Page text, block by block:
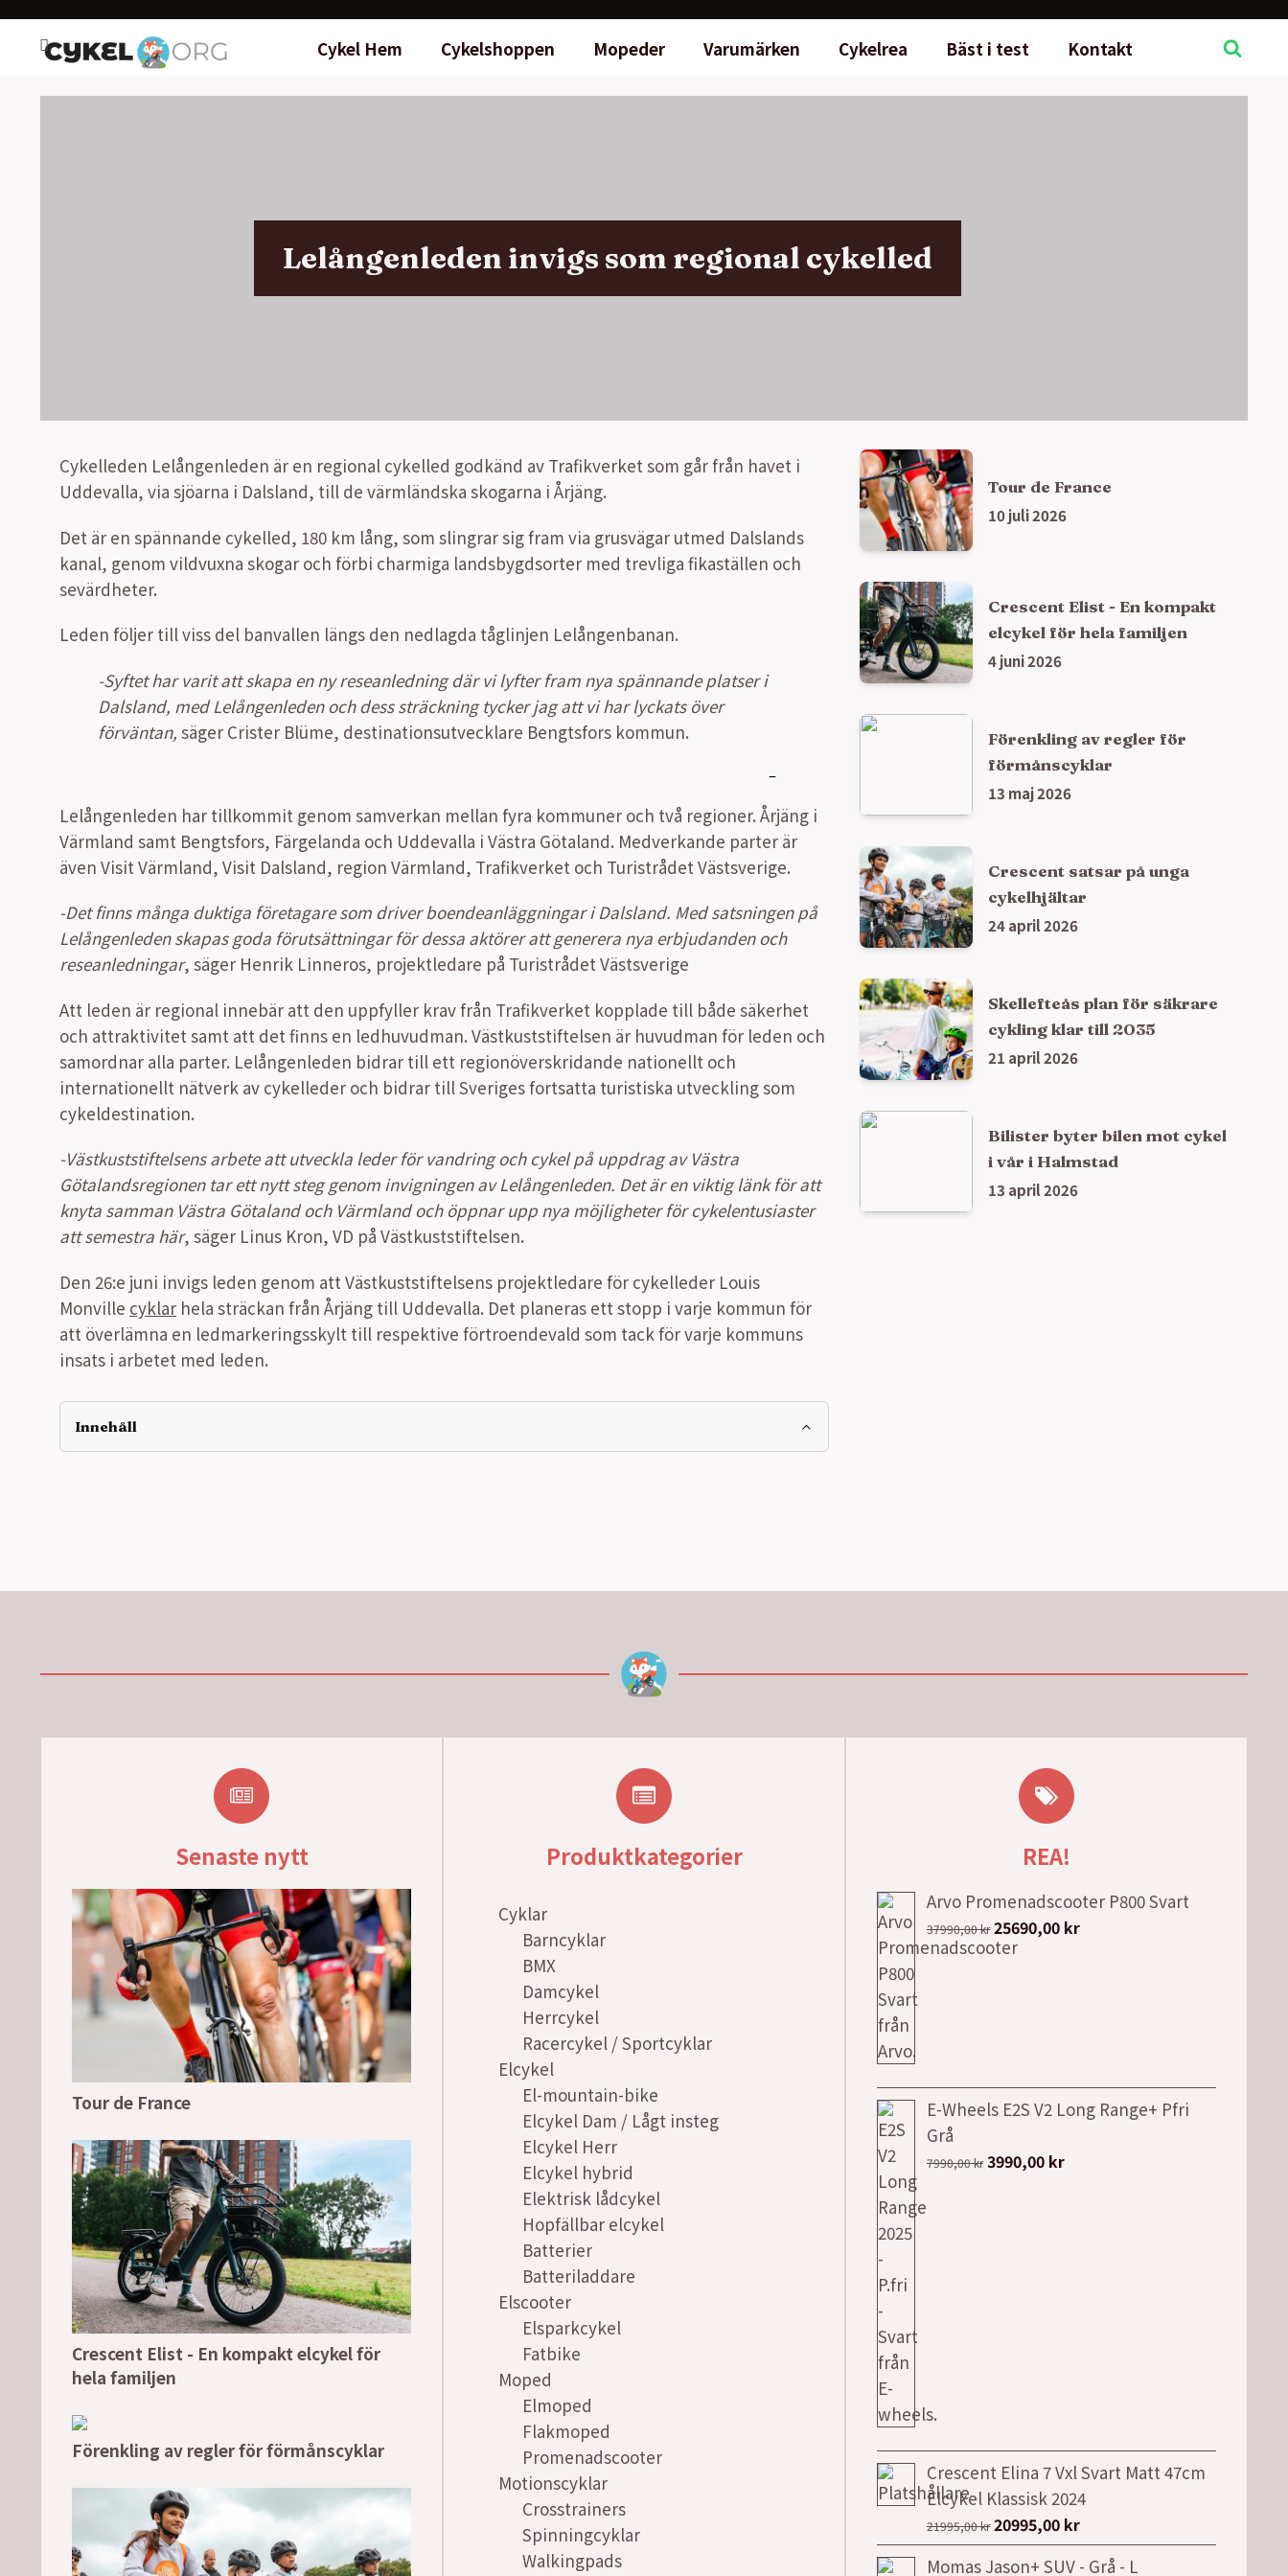
Cykel Hem Cykelshoppen Mopeder Varumärken Cykelrea Bäst i test Kontakt
Lelångenleden invigs som regional cykelled
Cykelleden Lelångenleden är en regional cykelled godkänd av Trafikverket som går från havet i
Uddevalla, via sjöarna i Dalsland, till de värmländska skogarna i Årjäng.
Det är en spännande cykelled, 180 km lång, som slingrar sig fram via grusvägar utmed Dalslands
kanal, genom vildvuxna skogar och förbi charmiga landsbygdsorter med trevliga fikaställen och
sevärdheter.
Leden följer till viss del banvallen längs den nedlagda tåglinjen Lelångenbanan.
-Syftet har varit att skapa en ny reseanledning där vi lyfter fram nya spännande platser i
Dalsland, med Lelångenleden och dess sträckning tycker jag att vi har lyckats över
förväntan, säger Crister Blüme, destinationsutvecklare Bengtsfors kommun.
Lelångenleden har tillkommit genom samverkan mellan fyra kommuner och två regioner. Årjäng i
Värmland samt Bengtsfors, Färgelanda och Uddevalla i Västra Götaland. Medverkande parter är
även Visit Värmland, Visit Dalsland, region Värmland, Trafikverket och Turistrådet Västsverige.
-Det finns många duktiga företagare som driver boendeanläggningar i Dalsland. Med satsningen på
Lelångenleden skapas goda förutsättningar för dessa aktörer att generera nya erbjudanden och
reseanledningar, säger Henrik Linneros, projektledare på Turistrådet Västsverige
Att leden är regional innebär att den uppfyller krav från Trafikverket kopplade till både säkerhet
och attraktivitet samt att det finns en ledhuvudman. Västkuststiftelsen är huvudman för leden och
samordnar alla parter. Lelångenleden bidrar till ett regionöverskridande nationellt och
internationellt nätverk av cykelleder och bidrar till Sveriges fortsatta turistiska utveckling som
cykeldestination.
-Västkuststiftelsens arbete att utveckla leder för vandring och cykel på uppdrag av Västra
Götalandsregionen tar ett nytt steg genom invigningen av Lelångenleden. Det är en viktig länk för att
knyta samman Västra Götaland och Värmland och öppnar upp nya möjligheter för cykelentusiaster
att semestra här, säger Linus Kron, VD på Västkuststiftelsen.
Den 26:e juni invigs leden genom att Västkuststiftelsens projektledare för cykelleder Louis
Monville cyklar hela sträckan från Årjäng till Uddevalla. Det planeras ett stopp i varje kommun för
att överlämna en ledmarkeringsskylt till respektive förtroendevald som tack för varje kommuns
insats i arbetet med leden.
Innehåll
Tour de France
10 juli 2026
Crescent Elist - En kompakt
elcykel för hela familjen
4 juni 2026
Förenkling av regler för
förmånscyklar
13 maj 2026
Crescent satsar på unga
cykelhjältar
24 april 2026
Skellefteås plan för säkrare
cykling klar till 2035
21 april 2026
Bilister byter bilen mot cykel
i vår i Halmstad
13 april 2026
Senaste nytt
Tour de France
Crescent Elist - En kompakt elcykel för
hela familjen
Förenkling av regler för förmånscyklar
Produktkategorier
Cyklar
Barncyklar
BMX
Damcykel
Herrcykel
Racercykel / Sportcyklar
Elcykel
El-mountain-bike
Elcykel Dam / Lågt insteg
Elcykel Herr
Elcykel hybrid
Elektrisk lådcykel
Hopfällbar elcykel
Batterier
Batteriladdare
Elscooter
Elsparkcykel
Fatbike
Moped
Elmoped
Flakmoped
Promenadscooter
Motionscyklar
Crosstrainers
Spinningcyklar
Walkingpads
REA!
Arvo Promenadscooter P800 Svart
37990,00kr Det
ursprungliga
25690,00 kr
E-Wheels E2S V2 Long Range+ Pfri
Grå
7990,00kr Det
3990,00 kr
Crescent Elina 7 Vxl Svart Matt 47cm
Elcykel Klassisk 2024
21995,00kr Det
ursprungliga
20995,00 kr
nuvarande
Momas Jason+ SUV - Grå - L